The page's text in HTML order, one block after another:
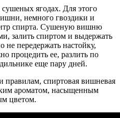
ягодах. Для этого
немного гвоздики и
спирта. Сушеную вишню
залить спиртом и выдержать
передержать настойку,
процедить ее, разлить по
еще пару дней.
правилам, спиртовая вишневая
ароматом, насыщенным
цветом.